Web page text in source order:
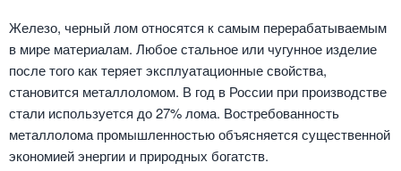
Железо, черный лом относятся к самым перерабатываемым
в мире материалам. Любое стальное или чугунное изделие
после того как теряет эксплуатационные свойства,
становится металлоломом. В год в России при производстве
стали используется до 27% лома. Востребованность
металлолома промышленностью объясняется существенной
экономией энергии и природных богатств.